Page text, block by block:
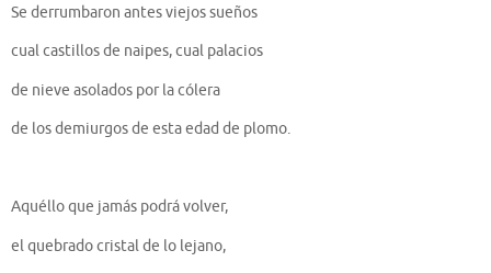
Se derrumbaron antes viejos sueños
cual castillos de naipes, cual palacios
de nieve asolados por la cólera
de los demiurgos de esta edad de plomo.
Aquéllo que jamás podrá volver,
el quebrado cristal de lo lejano,